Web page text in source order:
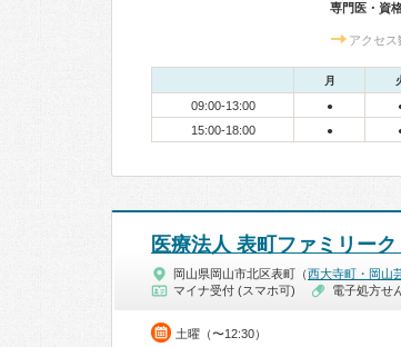
専門医・資
アクセ
月
09:00-13:00 ●
15:00-18:00 ●
医療法人 表町ファミリーク
岡山県岡山市北区表町（西大寺町・岡山
マイナ受付 (スマホ可)
電子処方せ
土曜（〜12:30）